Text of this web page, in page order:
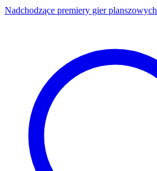
Nadchodzące premiery gier planszowych